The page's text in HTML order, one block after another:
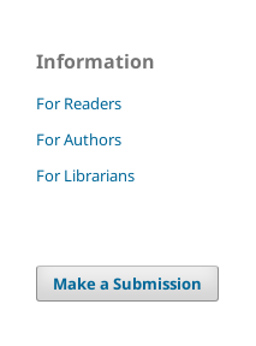
Information
For Readers
For Authors
For Librarians
Make a Submission